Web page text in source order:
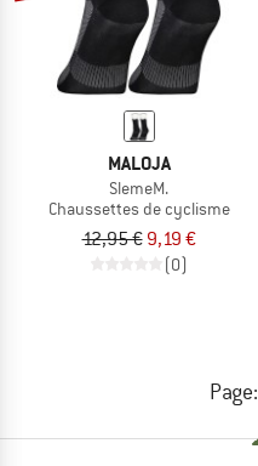
MALOJA
SlemeM.
Chaussettes de cyclisme
12,95 € 9,19 €
(0)
Page: